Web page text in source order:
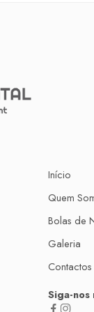
Início
Quem
Bolas de
Galeria
Contactos
Siga-nos